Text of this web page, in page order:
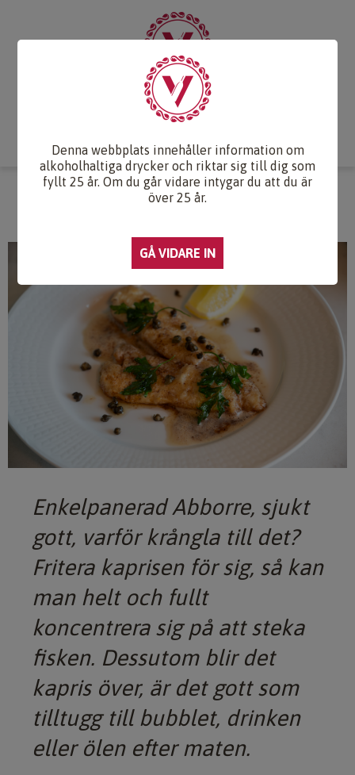
Druvlexikon
Webb-TV Om oss
STEKT ABBORRE MED KAPRIS
Enkelpanerad Abborre, sjukt
gott, varför krångla till det?
Fritera kaprisen för sig, så kan
man helt och fullt
koncentrera sig på att steka
fisken. Dessutom blir det
kapris över, är det gott som
tilltugg till bubblet, drinken
eller ölen efter maten.
Denna webbplats innehåller information om
alkoholhaltiga drycker och riktar sig till dig som
fyllt 25 år. Om du går vidare intygar du att du är
över 25 år.